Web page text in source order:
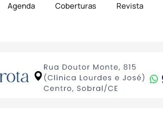
Agenda Coberturas Revista